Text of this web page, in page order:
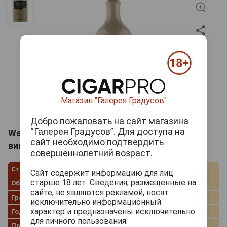
Weingut Heinrich Graue Freyheit Австрийское
вино Вайнгут Хайнрих Грауэ Фрайхайт
Страна производства
Объём
0.75 л
Градус
12.5%
Год производства
2018
Магазин "Галерея Градусов"
Добро пожаловать на сайт магазина
“Галерея Градусов”. Для доступа на
сайт необходимо подтвердить
совершеннолетний возраст.
Сайт содержит информацию для лиц
старше 18 лет. Сведения, размещенные на
сайте, не являются рекламой, носят
исключительно информационный
характер и предназначены исключительно
для личного пользования.